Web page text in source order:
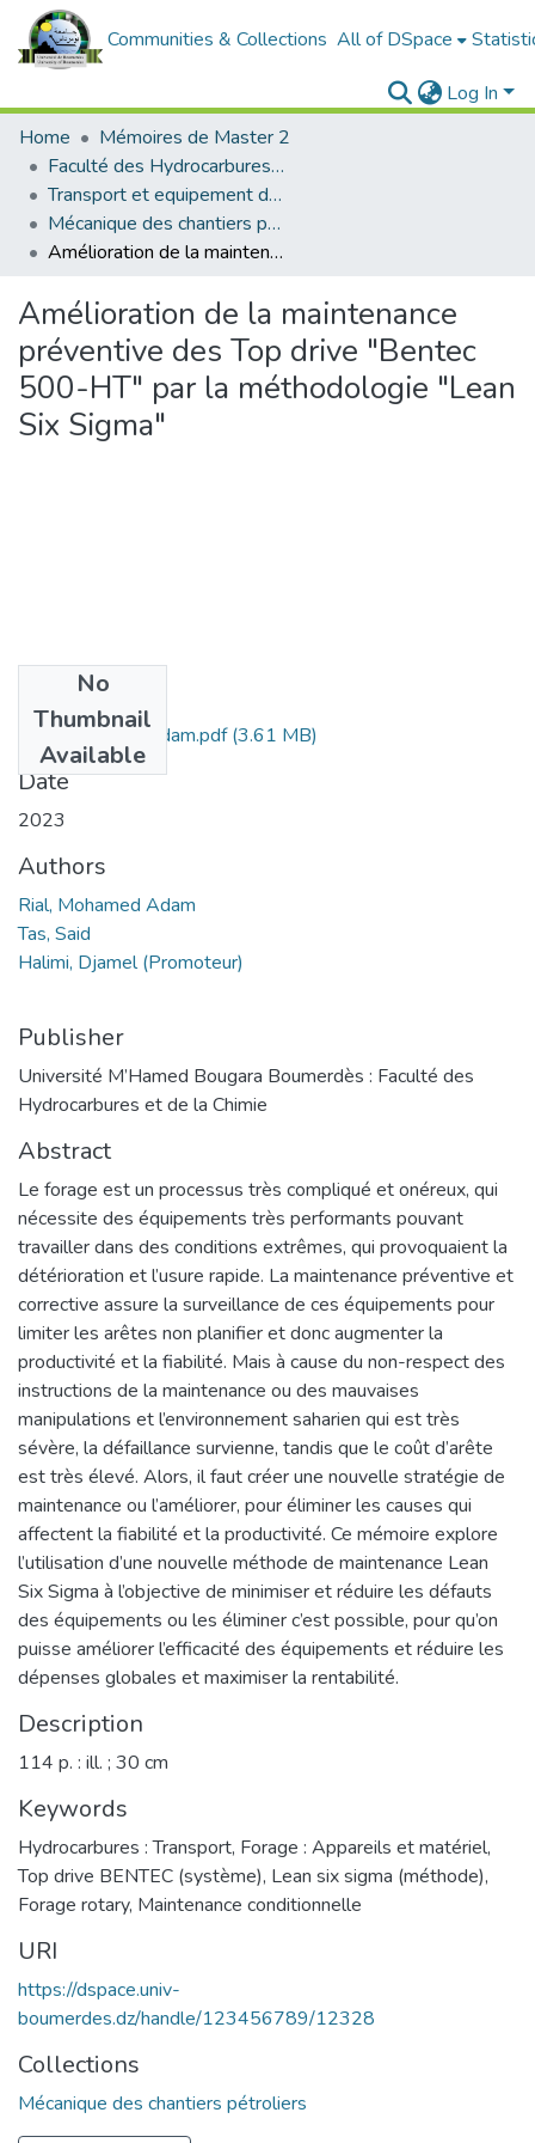
Communities & Collections All of DSpace
Log In
Home
Mémoires de Master 2
Faculté des Hydrocarbures et de la Chimie
Transport et equipement des hydrocarbures
Mécanique des chantiers pétroliers
Amélioration de la maintenance préventive des Top drive "Bentec 500-HT" par la méthodologie "Lean Six Sigma"
Amélioration de la maintenance
préventive des Top drive "Bentec
500-HT" par la méthodologie "Lean
Six Sigma"
No
Thumbnail
Available
Rial, Mohamed Adam.pdf(3.61 MB)
Date
2023
Authors
Rial, Mohamed Adam
Tas, Said
Halimi, Djamel (Promoteur)
Publisher
Université M’Hamed Bougara Boumerdès : Faculté des
Hydrocarbures et de la Chimie
Abstract
Le forage est un processus très compliqué et onéreux, qui
nécessite des équipements très performants pouvant
travailler dans des conditions extrêmes, qui provoquaient la
détérioration et l’usure rapide. La maintenance préventive et
corrective assure la surveillance de ces équipements pour
limiter les arêtes non planifier et donc augmenter la
productivité et la fiabilité. Mais à cause du non-respect des
instructions de la maintenance ou des mauvaises
manipulations et l’environnement saharien qui est très
sévère, la défaillance survienne, tandis que le coût d’arête
est très élevé. Alors, il faut créer une nouvelle stratégie de
maintenance ou l’améliorer, pour éliminer les causes qui
affectent la fiabilité et la productivité. Ce mémoire explore
l’utilisation d’une nouvelle méthode de maintenance Lean
Six Sigma à l’objective de minimiser et réduire les défauts
des équipements ou les éliminer c’est possible, pour qu’on
puisse améliorer l’efficacité des équipements et réduire les
dépenses globales et maximiser la rentabilité.
Description
114 p. : ill. ; 30 cm
Keywords
Hydrocarbures : Transport, Forage : Appareils et matériel,
Top drive BENTEC (système), Lean six sigma (méthode),
Forage rotary, Maintenance conditionnelle
URI
https://dspace.univ-
boumerdes.dz/handle/123456789/12328
Collections
Mécanique des chantiers pétroliers